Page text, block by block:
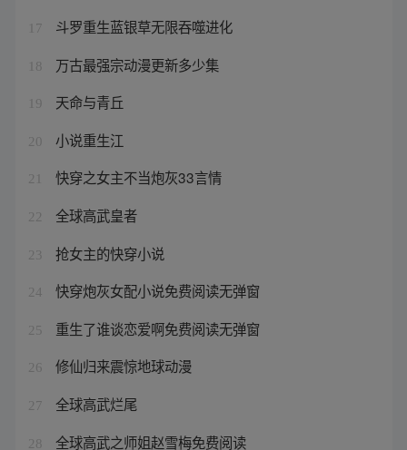
17 斗罗重生蓝银草无限吞噬进化
18 万古最强宗动漫更新多少集
19 天命与青丘
20 小说重生江
21 快穿之女主不当炮灰33言情
22 全球高武皇者
23 抢女主的快穿小说
24 快穿炮灰女配小说免费阅读无弹窗
25 重生了谁谈恋爱啊免费阅读无弹窗
26 修仙归来震惊地球动漫
27 全球高武烂尾
28 全球高武之师姐赵雪梅免费阅读